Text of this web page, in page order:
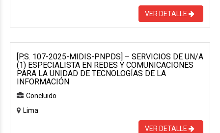
VER DETALLE
[P.S. 107-2025-MIDIS-PNPDS] – SERVICIOS DE UN/A
(1) ESPECIALISTA EN REDES Y COMUNICACIONES
PARA LA UNIDAD DE TECNOLOGÍAS DE LA
INFORMACIÓN
Concluido
Lima
VER DETALLE